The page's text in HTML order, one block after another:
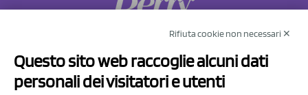
Via Prov.le Sassuolo Vignola 315/1
41057 Spilamberto (MO)
Rifiuta cookie non necessari ✕
Questo sito web raccoglie alcuni dati
personali dei visitatori e utenti